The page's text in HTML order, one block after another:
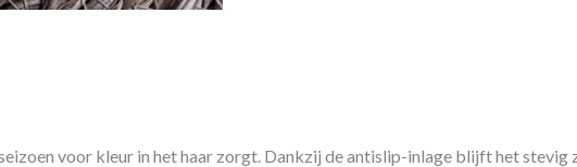
voor kleur in het haar zorgt. Dankzij de antislip-inlage blijft het stevig